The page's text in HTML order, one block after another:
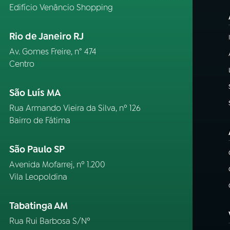
Edifício Venâncio Shopping
Rio de Janeiro RJ
Av. Gomes Freire, n° 474
Centro
São Luís MA
Rua Armando Vieira da Silva, nº 126
Bairro de Fátima
São Paulo SP
Avenida Mofarrej, nº 1.200
Vila Leopoldina
Tabatinga AM
Rua Rui Barbosa S/Nº